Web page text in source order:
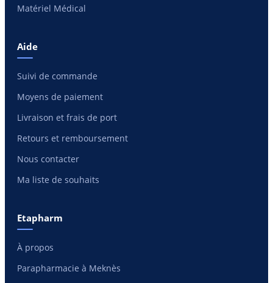
Matériel Médical
Aide
Suivi de commande
Moyens de paiement
Livraison et frais de port
Retours et remboursement
Nous contacter
Ma liste de souhaits
Etapharm
À propos
Parapharmacie à Meknès